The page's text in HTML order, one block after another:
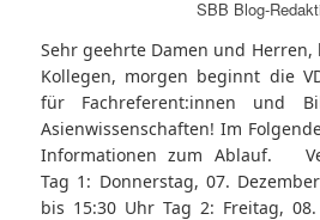
SBB Blog-
Sehr geehrte Damen und
Kollegen, morgen beginnt die
für Fachreferent:innen und
Asienwissenschaften! Im
Informationen zum Ablauf.
Tag 1: Donnerstag, 07.
bis 15:30 Uhr Tag 2: Freitag,